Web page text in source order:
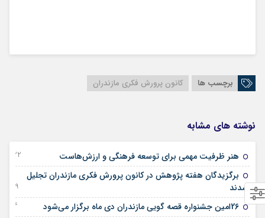
برچسب ها کانون پرورش فکری مازندران
نوشته های مشابه
هنر ظرفیت مهمی برای توسعه فرهنگی و ارزش‌هاست 22 دسامبر 2024
برگزیدگان هفته پژوهش در کانون پرورش فکری مازندران تجلیل
شدند
19 دسامبر 2024
26امین جشنواره قصه گویی مازندران دی ماه برگزار می‌شود 24 نوامبر 2024